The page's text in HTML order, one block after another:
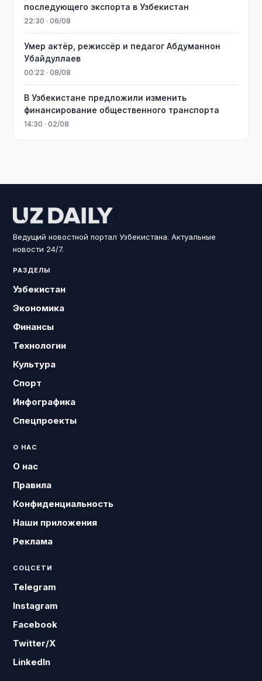
последующего экспорта в Узбекистан
22:30 · 06/08
Умер актёр, режиссёр и педагог Абдуманнон
Убайдуллаев
00:22 · 08/08
В Узбекистане предложили изменить
финансирование общественного транспорта
14:30 · 02/08
Ведущий новостной портал Узбекистана. Актуальные
новости 24/7.
РАЗДЕЛЫ
Узбекистан
Экономика
Финансы
Технологии
Культура
Спорт
Инфографика
Спецпроекты
О НАС
О нас
Правила
Конфиденциальность
Наши приложения
Реклама
СОЦСЕТИ
Telegram
Instagram
Facebook
Twitter/X
LinkedIn